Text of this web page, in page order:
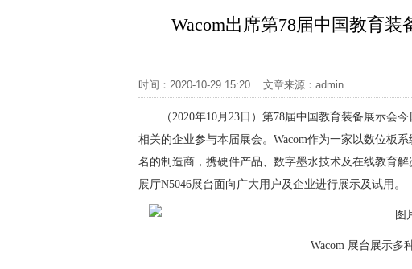
Wacom出席第78届中国教育
时间：2020-10-29 15:20 文章来源：admin
（2020年10月23日）第78届中国教育装备展示会
相关的企业参与本届展会。Wacom作为一家以数位板
名的制造商，携硬件产品、数字墨水技术及在线教育
展厅N5046展台面向广大用户及企业进行展示及试用。
Wacom 展台展示多